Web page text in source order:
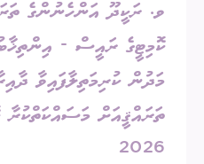
ވ. ރަކީދޫ އަންހެނުންގެ
ކޮމިޓީގެ ރައީސް -
މަދުން ކުރިމަތިލާފައިވާ
ތަރައްޤީއަށް މަސައްކަތްކުރާ
2026